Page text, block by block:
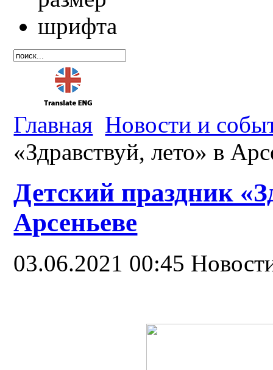
Главная Новости и
«Здравствуй, лето» в
Детский праздник
Арсеньеве
03.06.2021 00:45